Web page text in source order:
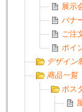
展示
バナ
ご注
ポイ
デザイン
商品一覧
ポス